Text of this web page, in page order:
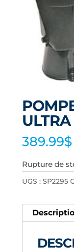
389.99$
Rupture de
UGS : SP2295